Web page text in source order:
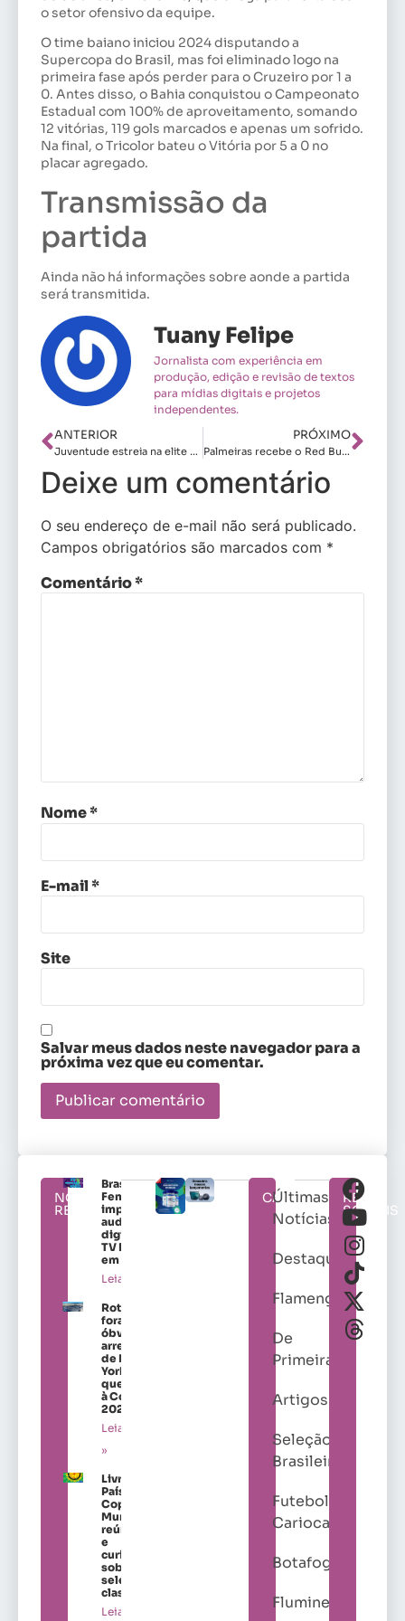
o setor ofensivo da equipe.
O time baiano iniciou 2024 disputando a
Supercopa do Brasil, mas foi eliminado logo na
primeira fase após perder para o Cruzeiro por 1 a
0. Antes disso, o Bahia conquistou o Campeonato
Estadual com 100% de aproveitamento, somando
12 vitórias, 119 gols marcados e apenas um sofrido.
Na final, o Tricolor bateu o Vitória por 5 a 0 no
placar agregado.
Transmissão da
partida
Ainda não há informações sobre aonde a partida
será transmitida.
Tuany Felipe
Jornalista com experiência em
produção, edição e revisão de textos
para mídias digitais e projetos
independentes.
ANTERIOR
Juventude estreia na elite contra o América-MG
PRÓXIMO
Palmeiras recebe o Red Bull Bragantino com “trunfo Barueri”
Deixe um comentário
O seu endereço de e-mail não será publicado.
Campos obrigatórios são marcados com *
Comentário*
Nome*
E-mail*
Site
Salvar meus dados neste navegador para a
próxima vez que eu comentar.
NOTÍCIAS
RELACIONADAS
Brasileirão
Feminino
impulsiona
audiência
digital da
TV Brasil
em 2026
Leia mais »
Roteiros
fora do
óbvio nos
arredores
de Nova
York para
quem vai
à Copa de
2026
Leia mais
»
Livro “Os
Países da
Copa do
Mundo”
reúne dados
e
curiosidades
sobre as
seleções
classificadas
Leia mais »
CATEGORIAS
Últimas
Notícias
Destaques
Flamengo
De
Primeira
Artigos
Seleção
Brasileira
Futebol
Carioca
Botafogo
Fluminense
REDES
SOCIAIS